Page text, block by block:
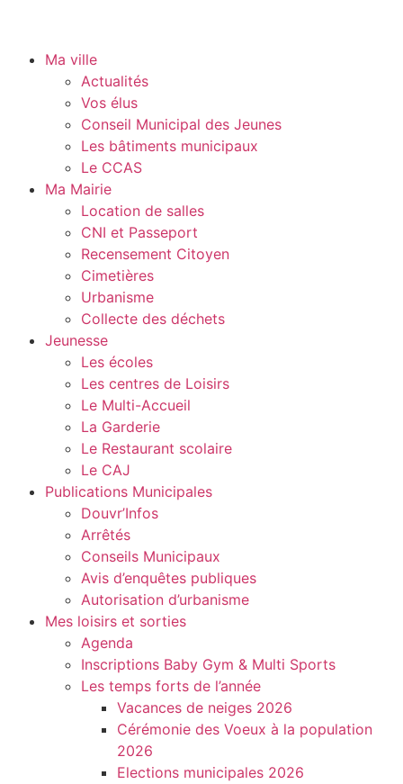
Ma ville
Actualités
Vos élus
Conseil Municipal des Jeunes
Les bâtiments municipaux
Le CCAS
Ma Mairie
Location de salles
CNI et Passeport
Recensement Citoyen
Cimetières
Urbanisme
Collecte des déchets
Jeunesse
Les écoles
Les centres de Loisirs
Le Multi-Accueil
La Garderie
Le Restaurant scolaire
Le CAJ
Publications Municipales
Douvr’Infos
Arrêtés
Conseils Municipaux
Avis d’enquêtes publiques
Autorisation d’urbanisme
Mes loisirs et sorties
Agenda
Inscriptions Baby Gym & Multi Sports
Les temps forts de l’année
Vacances de neiges 2026
Cérémonie des Voeux à la population
2026
Elections municipales 2026